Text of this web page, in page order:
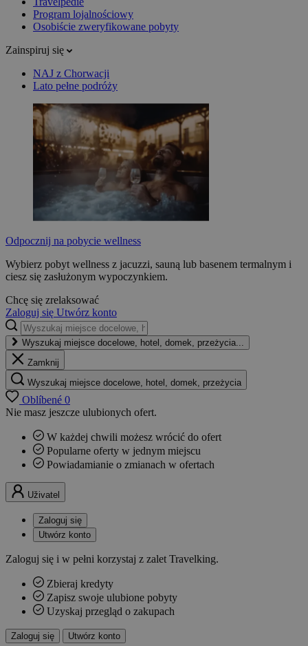
Program lojalnościowy
Osobiście zweryfikowane pobyty
Zainspiruj się
NAJ z Chorwacji
Lato pełne podróży
Odpocznij na pobycie wellness
Wybierz pobyt wellness z jacuzzi, sauną lub basenem termalnym i
ciesz się zasłużonym wypoczynkiem.
Chcę się zrelaksować
Zaloguj się Utwórz konto
Wyszukaj miejsce docelowe, hotel, domek, przeżycia...
Zamknij
Wyszukaj miejsce docelowe, hotel, domek, przeżycia
Oblíbené 0
Nie masz jeszcze ulubionych ofert.
W każdej chwili możesz wrócić do ofert
Popularne oferty w jednym miejscu
Powiadamianie o zmianach w ofertach
Uživatel
Zaloguj się
Utwórz konto
Zaloguj się i w pełni korzystaj z zalet Travelking.
Zbieraj kredyty
Zapisz swoje ulubione pobyty
Uzyskaj przegląd o zakupach
Zaloguj się Utwórz konto